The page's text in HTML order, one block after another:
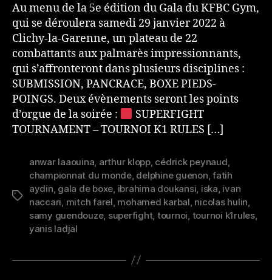
Au menu de la 5e édition du Gala du KFBC Gym,
qui se déroulera samedi 29 janvier 2022 à
Clichy-la-Garenne, un plateau de 22
combattants aux palmarès impressionnants,
qui s’affronteront dans plusieurs disciplines :
SUBMISSION, PANCRACE, BOXE PIEDS-
POINGS. Deux évènements seront les points
d’orgue de la soirée :
SUPERFIGHT
TOURNAMENT – TOURNOI K1 RULES […]
Étiquettes
anwar laaouina arthur klopp, cédrick peynaud
championnat du monde, delphine guenon ,fatih
aydin gala de boxe ibrahima doukansi iska ivan
naccari mitch farel mohamed karbal nicolas hulin
samy guendouze, superfight, tournoi tournoi k1rules,
yanis ladjal